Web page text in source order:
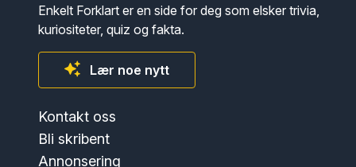
Enkelt Forklart er en side for deg som elsker trivia,
kuriositeter, quiz og fakta.
Lær noe nytt
Kontakt oss
Bli skribent
Annonsering